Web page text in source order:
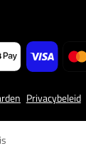
Privacybeleid